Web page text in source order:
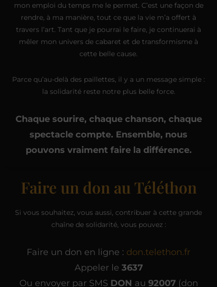
mon emploi du temps me le permet. C’est une façon de
rendre, à ma manière, tout ce que la vie m’a offert à
travers l’art. Tant que je pourrai le faire, je continuerai à
mêler mon univers de cabaret et de transformisme à
cette belle cause.
Parce qu’au-delà des paillettes, il y a un message simple :
la solidarité reste notre plus belle force.
Chaque sourire, chaque chanson, chaque
spectacle compte. Ensemble, nous
pouvons vraiment faire la différence.
Faire un don au Téléthon
Si vous souhaitez, vous aussi, contribuer à cette grande
chaîne de solidarité, vous pouvez :
Faire un don en ligne : don.telethon.fr
Appeler le 3637
Ou envoyer par SMS DON au 92007(don